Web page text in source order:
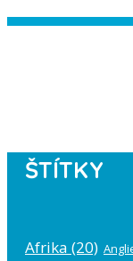
ŠTÍTKY
Afrika (20)